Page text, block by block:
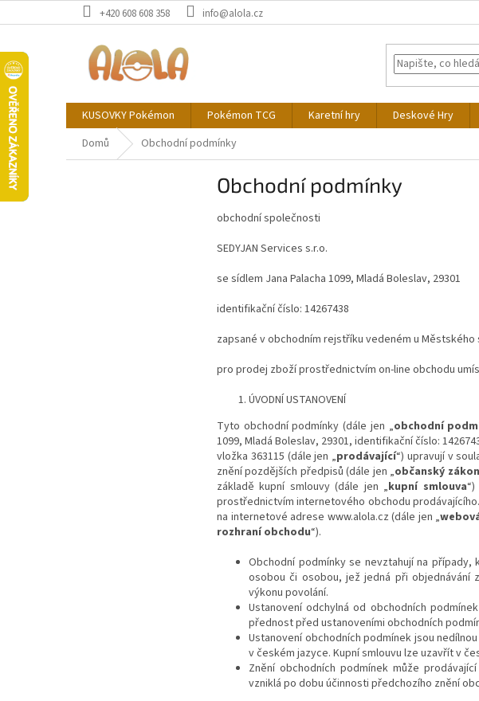
na
+420 608 608 358 info@alola.cz
KUSOVKY Pokémon Pokémon TCG Karetní hry Deskové Hry
Domů
Obchodní podmínky
Obchodní podmínky
obchodní společnosti
SEDYJAN Services s.r.o.
se sídlem Jana Palacha 1099, Mladá Boleslav, 29301
identifikační číslo: 14267438
zapsané v obchodním rejstříku vedeném u Městského
pro prodej zboží prostřednictvím on-line obchodu
ÚVODNÍ USTANOVENÍ
Tyto obchodní podmínky (dále jen „obchodní
1099, Mladá Boleslav, 29301, identifikační číslo:
vložka 363115 (dále jen „prodávající“) upravují v
znění pozdějších předpisů (dále jen „občanský
základě kupní smlouvy (dále jen „kupní smlouva
prostřednictvím internetového obchodu
na internetové adrese www.alola.cz (dále jen „
rozhraní obchodu“).
Obchodní podmínky se nevztahují na
osobou či osobou, jež jedná při objednávání
výkonu povolání.
Ustanovení odchylná od obchodních
přednost před ustanoveními obchodních
Ustanovení obchodních podmínek jsou
v českém jazyce. Kupní smlouvu lze uzavřít v
Znění obchodních podmínek může
vzniklá po dobu účinnosti předchozího znění